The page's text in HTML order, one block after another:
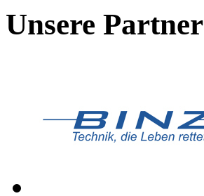
Unsere Partner